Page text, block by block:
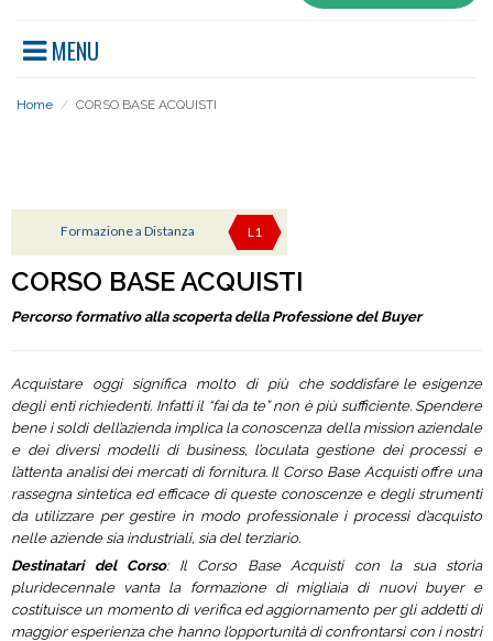
MENU
Home / CORSO BASE ACQUISTI
Formazione a Distanza L1
CORSO BASE ACQUISTI
Percorso formativo alla scoperta della Professione del Buyer
Acquistare oggi significa molto di più che soddisfare le esigenze
degli enti richiedenti. Infatti il “fai da te” non è più sufficiente. Spendere
bene i soldi dell’azienda implica la conoscenza della mission aziendale
e dei diversi modelli di business, l’oculata gestione dei processi e
l’attenta analisi dei mercati di fornitura. Il Corso Base Acquisti offre una
rassegna sintetica ed efficace di queste conoscenze e degli strumenti
da utilizzare per gestire in modo professionale i processi d’acquisto
nelle aziende sia industriali, sia del terziario.
Destinatari del Corso: Il Corso Base Acquisti con la sua storia
pluridecennale vanta la formazione di migliaia di nuovi buyer e
costituisce un momento di verifica ed aggiornamento per gli addetti di
maggior esperienza che hanno l’opportunità di confrontarsi con i nostri